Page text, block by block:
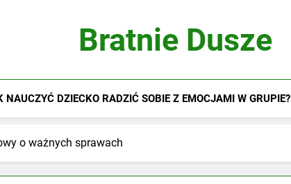
Bratnie Dusze
NAUCZYĆ DZIECKO RADZIĆ SOBIE Z EMOCJAMI W GRUPIE?
o ważnych sprawach